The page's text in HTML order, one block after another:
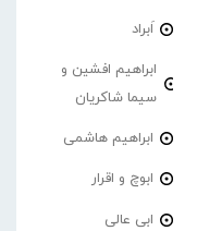
اَبراد
ابراهیم افشین و
سیما شاکریان
ابراهیم هاشمی
ابوچ و اقرار
ابی عالی